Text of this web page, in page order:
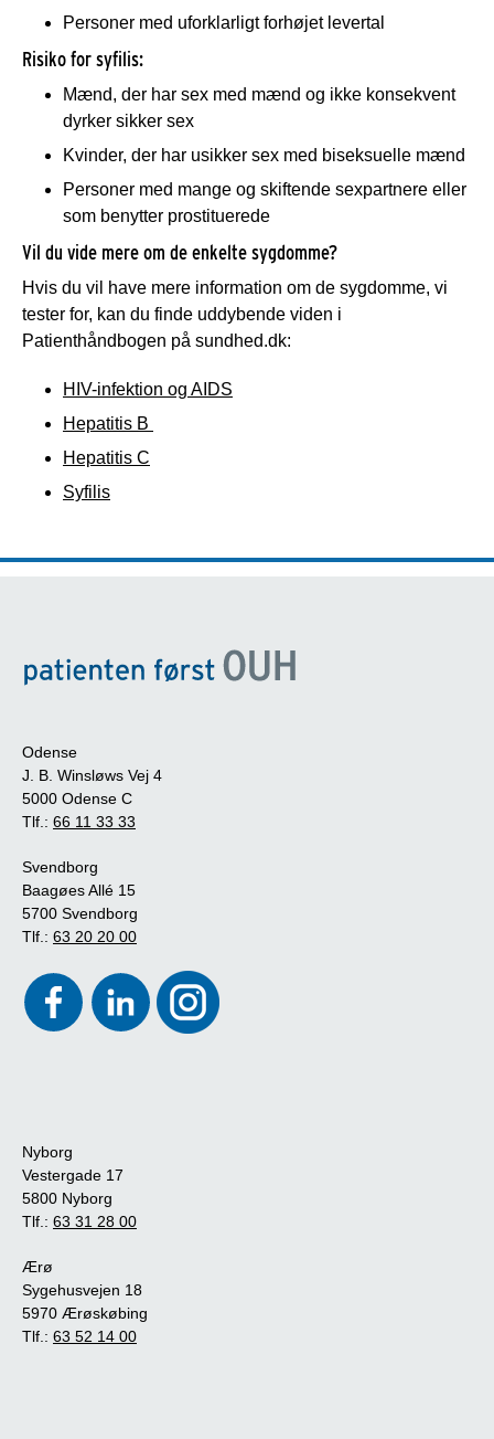
Personer med uforklarligt forhøjet levertal
Risiko for syfilis:
Mænd, der har sex med mænd og ikke konsekvent
dyrker sikker sex
Kvinder, der har usikker sex med biseksuelle mænd
Personer med mange og skiftende sexpartnere eller
som benytter prostituerede
Vil du vide mere om de enkelte sygdomme?
Hvis du vil have mere information om de sygdomme, vi
tester for, kan du finde uddybende viden i
Patienthåndbogen på sundhed.dk:
HIV-infektion og AIDS
Hepatitis B
Hepatitis C
Syfilis
Odense
J. B. Winsløws Vej 4
5000 Odense C
Tlf.: 66 11 33 33
Svendborg
Baagøes Allé 15
5700 Svendborg
Tlf.: 63 20 20 00
Nyborg
Vestergade 17
5800 Nyborg
Tlf.: 63 31 28 00
Ærø
Sygehusvejen 18
5970 Ærøskøbing
Tlf.: 63 52 14 00